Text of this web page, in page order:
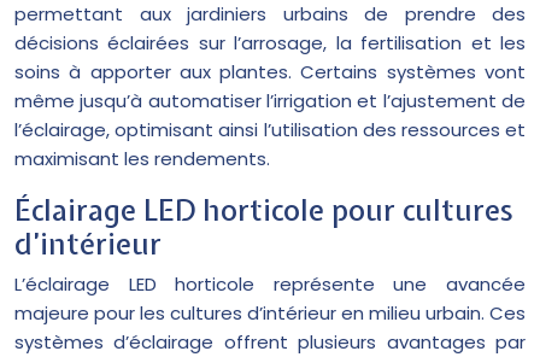
permettant aux jardiniers urbains de prendre des
décisions éclairées sur l’arrosage, la fertilisation et les
soins à apporter aux plantes. Certains systèmes vont
même jusqu’à automatiser l’irrigation et l’ajustement de
l’éclairage, optimisant ainsi l’utilisation des ressources et
maximisant les rendements.
Éclairage LED horticole pour cultures
d’intérieur
L’éclairage LED horticole représente une avancée
majeure pour les cultures d’intérieur en milieu urbain. Ces
systèmes d’éclairage offrent plusieurs avantages par